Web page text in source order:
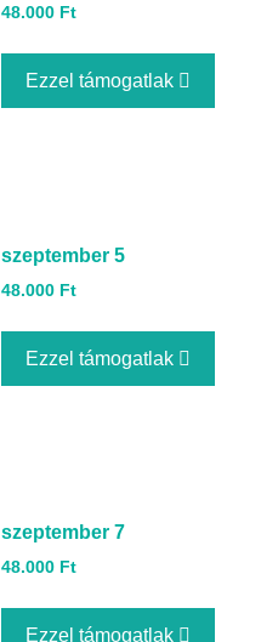
48.000 Ft
Ezzel támogatlak
szeptember 5
48.000 Ft
Ezzel támogatlak
szeptember 7
48.000 Ft
Ezzel támogatlak